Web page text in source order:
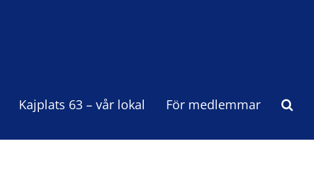
Kajplats 63 – vår lokal För medlemmar